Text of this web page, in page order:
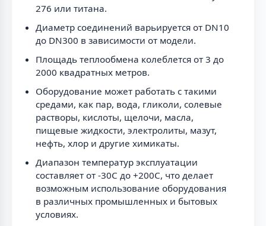
276 или титана.
Диаметр соединений варьируется от DN10
до DN300 в зависимости от модели.
Площадь теплообмена колеблется от 3 до
2000 квадратных метров.
Оборудование может работать с такими
средами, как пар, вода, гликоли, солевые
растворы, кислоты, щелочи, масла,
пищевые жидкости, электролиты, мазут,
нефть, хлор и другие химикаты.
Диапазон температур эксплуатации
составляет от -30C до +200C, что делает
возможным использование оборудования
в различных промышленных и бытовых
условиях.